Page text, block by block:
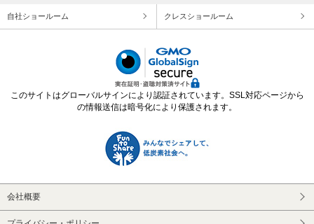
自社ショールーム クレスショールーム
このサイトはグローバルサインにより認証されています。SSL対応ページから
の情報送信は暗号化により保護されます。
会社概要